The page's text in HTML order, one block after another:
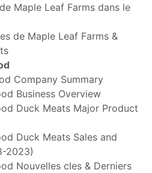
Maple Leaf Farms dans le
de Maple Leaf Farms &
Company Summary
Business Overview
Duck Meats Major Product
Duck Meats Sales and
2023)
Nouvelles cles & Derniers